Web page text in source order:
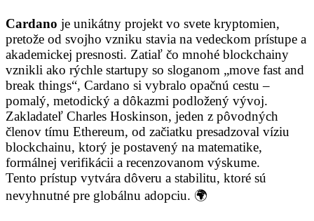
Cardano je unikátny projekt vo svete kryptomien,
pretože od svojho vzniku stavia na vedeckom prístupe a
akademickej presnosti. Zatiaľ čo mnohé blockchainy
vznikli ako rýchle startupy so sloganom „move fast and
break things“, Cardano si vybralo opačnú cestu –
pomalý, metodický a dôkazmi podložený vývoj.
Zakladateľ Charles Hoskinson, jeden z pôvodných
členov tímu Ethereum, od začiatku presadzoval víziu
blockchainu, ktorý je postavený na matematike,
formálnej verifikácii a recenzovanom výskume.
Tento prístup vytvára dôveru a stabilitu, ktoré sú
nevyhnutné pre globálnu adopciu. 🌍